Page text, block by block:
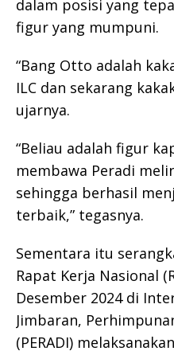
dalam posisi yang
figur yang mumpuni.
“Bang Otto adalah
ILC dan sekarang
ujarnya.
“Beliau adalah figur
membawa Peradi
sehingga berhasil
terbaik,” tegasnya.
Sementara itu
Rapat Kerja Nasional
Desember 2024 di
Jimbaran,
(PERADI)